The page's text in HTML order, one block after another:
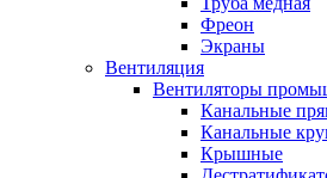
Фреон
Экраны
Вентиляция
Вентиляторы
Канальные
Канальные
Крышные